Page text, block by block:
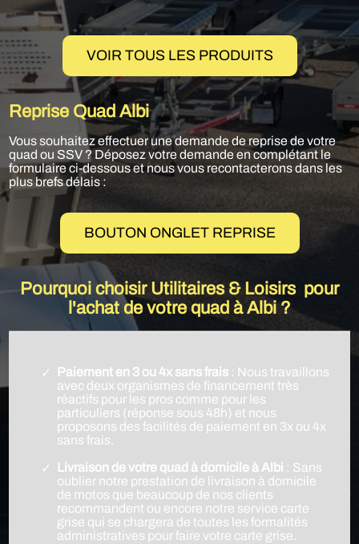
VOIR TOUS LES PRODUITS
Reprise Quad Albi
Vous souhaitez effectuer une demande de reprise de votre
quad ou SSV ? Déposez votre demande en complétant le
formulaire ci-dessous et nous vous recontacterons dans les
plus brefs délais :
BOUTON ONGLET REPRISE
Pourquoi choisir Utilitaires & Loisirs pour
l'achat de votre quad à Albi ?
Paiement en 3 ou 4x sans frais : Nous travaillons
avec deux organismes de financement très
réactifs pour les pros comme pour les
particuliers (réponse sous 48h) et nous
proposons des facilités de paiement en 3x ou 4x
sans frais.
Livraison de votre quad à domicile à Albi : Sans
oublier notre prestation de livraison à domicile
de motos que beaucoup de nos clients
recommandent ou encore notre service carte
grise qui se chargera de toutes les formalités
administratives pour faire votre carte grise.